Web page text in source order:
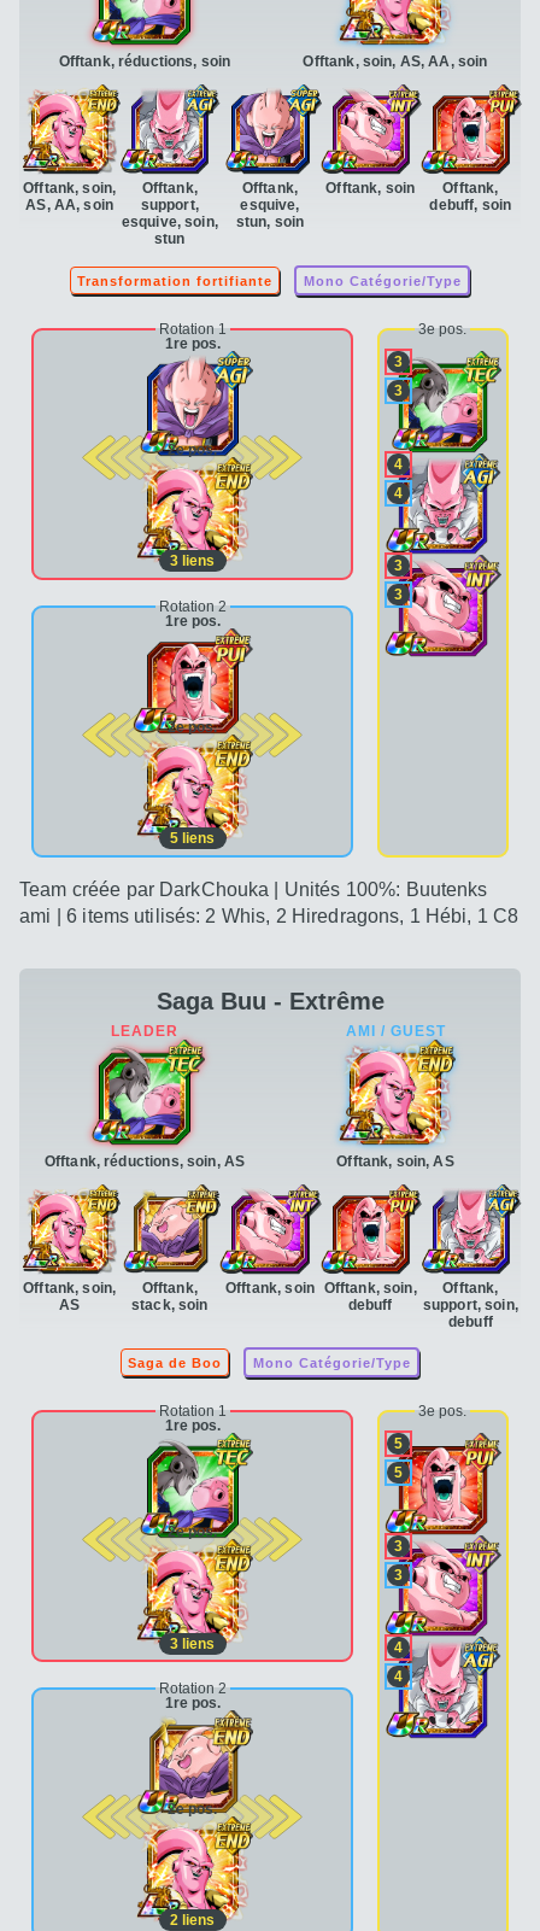
Offtank, réductions, soin
Offtank, soin,
AS, AA, soin
Offtank,
support,
esquive, soin,
stun
Offtank,
esquive,
stun, soin
Offtank, soin
Offtank,
debuff, soin
Offtank, soin, AS, AA, soin
Transformation fortifiante Mono Catégorie/Type
Rotation 1
1re pos.
2e pos.
3 liens
Rotation 2
1re pos.
2e pos.
5 liens
3e pos.
3
3
4
4
3
3
Team créée par DarkChouka | Unités 100%: Buutenks
ami | 6 items utilisés: 2 Whis, 2 Hiredragons, 1 Hébi, 1 C8
Saga Buu - Extrême
Offtank, réductions, soin, AS
Offtank, soin,
AS
Offtank,
stack, soin
Offtank, soin Offtank, soin,
debuff
Offtank,
support, soin,
debuff
Offtank, soin, AS
Saga de Boo Mono Catégorie/Type
Rotation 1
1re pos.
2e pos.
3 liens
Rotation 2
1re pos.
2e pos.
2 liens
3e pos.
5
5
3
3
4
4